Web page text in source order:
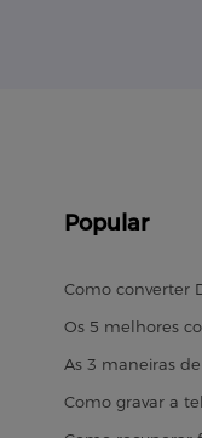
Popular
Como converter
Os 5 melhores
As 3 maneiras
Como gravar a